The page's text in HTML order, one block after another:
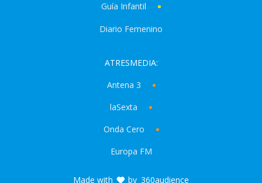
Guía Infantil
Diario Femenino
ATRESMEDIA:
Antena 3
laSexta
Onda Cero
Europa FM
Made with by 360audience